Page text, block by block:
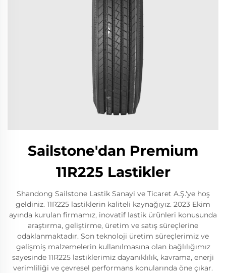
Sailstone'dan Premium
11R225 Lastikler
Shandong Sailstone Lastik Sanayi ve Ticaret A.Ş.'ye hoş
geldiniz. 11R225 lastiklerin kaliteli kaynağıyız. 2023 Ekim
ayında kurulan firmamız, inovatif lastik ürünleri konusunda
araştırma, geliştirme, üretim ve satış süreçlerine
odaklanmaktadır. Son teknoloji üretim süreçlerimiz ve
gelişmiş malzemelerin kullanılmasına olan bağlılığımız
sayesinde 11R225 lastiklerimiz dayanıklılık, kavrama, enerji
verimliliği ve çevresel performans konularında öne çıkar.